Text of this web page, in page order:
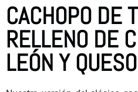
CACHOPO DE
RELLENO DE
LEÓN Y QUESO